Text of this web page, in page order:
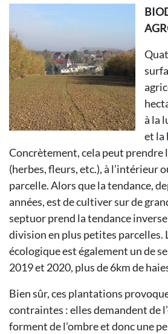
à la
et la
Concrètement, cela peut prendre
(herbes, fleurs, etc.), à l’intérieur
parcelle. Alors que la tendance,
années, est de cultiver sur de
septuor prend la tendance
division en plus petites parcelles.
écologique est également un de
2019 et 2020, plus de 6km de
Bien sûr, ces plantations
contraintes : elles demandent de
forment de l’ombre et donc une